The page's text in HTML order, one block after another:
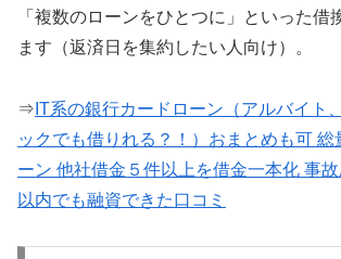
「複数のローンをひとつに」といった借
ます（返済日を集約したい人向け）。
⇒ IT系の銀行カードローン（アルバイト
ックでも借りれる？！）おまとめも可 総
ーン 他社借金５件以上を借金一本化 事
以内でも融資できた口コミ